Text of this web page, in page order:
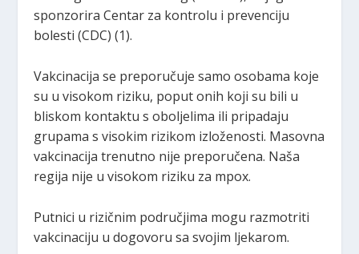
sponzorira Centar za kontrolu i prevenciju
bolesti (CDC) (1).
Vakcinacija se preporučuje samo osobama koje
su u visokom riziku, poput onih koji su bili u
bliskom kontaktu s oboljelima ili pripadaju
grupama s visokim rizikom izloženosti. Masovna
vakcinacija trenutno nije preporučena. Naša
regija nije u visokom riziku za mpox.
Putnici u rizičnim područjima mogu razmotriti
vakcinaciju u dogovoru sa svojim ljekarom.